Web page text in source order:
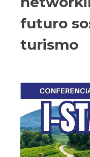
futuro
turismo